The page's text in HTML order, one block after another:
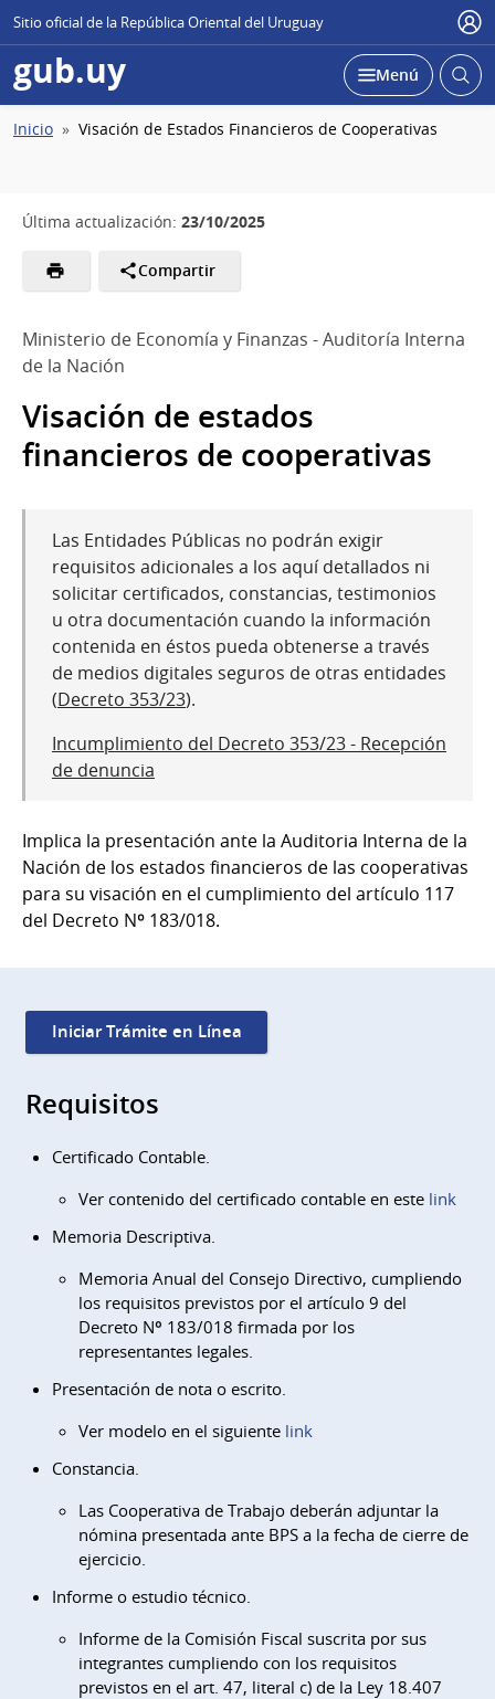
Sitio oficial de la República Oriental del Uruguay
gub.uy Desplegar
Menú Abrir
Ruta
Inicio Visación de Estados Financieros de Cooperativas
Última actualización: 23/10/2025
Compartir
Ministerio de Economía y Finanzas - Auditoría Interna
de la Nación
Visación de estados
financieros de cooperativas
Las Entidades Públicas no podrán exigir
requisitos adicionales a los aquí detallados ni
solicitar certificados, constancias, testimonios
u otra documentación cuando la información
contenida en éstos pueda obtenerse a través
de medios digitales seguros de otras entidades
(Decreto 353/23).
Incumplimiento del Decreto 353/23 - Recepción
de denuncia
Implica la presentación ante la Auditoria Interna de la
Nación de los estados financieros de las cooperativas
para su visación en el cumplimiento del artículo 117
del Decreto Nº 183/018.
Iniciar Trámite en Línea
Requisitos
Certificado Contable.
Ver contenido del certificado contable en este link
Memoria Descriptiva.
Memoria Anual del Consejo Directivo, cumpliendo
los requisitos previstos por el artículo 9 del
Decreto Nº 183/018 firmada por los
representantes legales.
Presentación de nota o escrito.
Ver modelo en el siguiente link
Constancia.
Las Cooperativa de Trabajo deberán adjuntar la
nómina presentada ante BPS a la fecha de cierre de
ejercicio.
Informe o estudio técnico.
Informe de la Comisión Fiscal suscrita por sus
integrantes cumpliendo con los requisitos
previstos en el art. 47, literal c) de la Ley 18.407